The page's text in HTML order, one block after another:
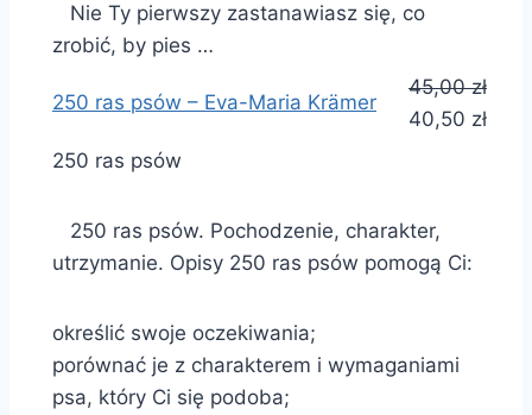
Nie Ty pierwszy zastanawiasz się, co
zrobić, by pies …
250 ras psów – Eva-Maria Krämer
45,00 zł
40,50 zł
250 ras psów
250 ras psów. Pochodzenie, charakter,
utrzymanie. Opisy 250 ras psów pomogą Ci:
określić swoje oczekiwania;
porównać je z charakterem i wymaganiami
psa, który Ci się podoba;